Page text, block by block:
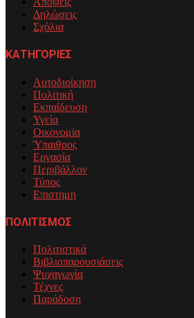
Δηλώσεις
Σχόλια
ΚΑΤΗΓΟΡΙΕΣ
Αυτοδιοίκηση
Πολιτική
Εκπαίδευση
Υγεία
Οικονομία
Ύπαιθρος
Εργασία
Περιβάλλον
Τύπος
Επιστημη
ΠΟΛΙΤΙΣΜΟΣ
Πολιτιστικά
Βιβλιοπαρουσιάσεις
Ψυχαγωγία
Τέχνες
Παράδοση